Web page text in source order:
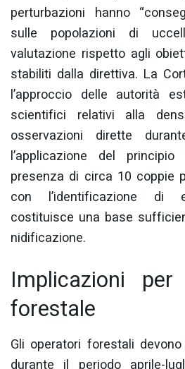
perturbazioni hanno
sulle popolazioni di
valutazione rispetto agli
stabiliti dalla direttiva. La
l’approccio delle autorità
scientifici relativi alla
osservazioni dirette
l’applicazione del
presenza di circa 10 coppie
con l’identificazione di
costituisce una base
nidificazione.
Implicazioni
forestale
Gli operatori forestali